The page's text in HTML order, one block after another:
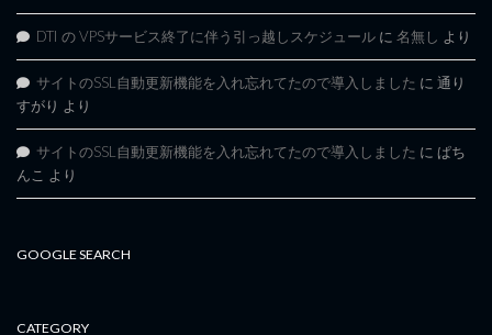
DTI の VPSサービス終了に伴う引っ越しスケジュール に 名無し より
サイトのSSL自動更新機能を入れ忘れてたので導入しました に 通り
すがり より
サイトのSSL自動更新機能を入れ忘れてたので導入しました に ぱち
んこ より
GOOGLE SEARCH
CATEGORY